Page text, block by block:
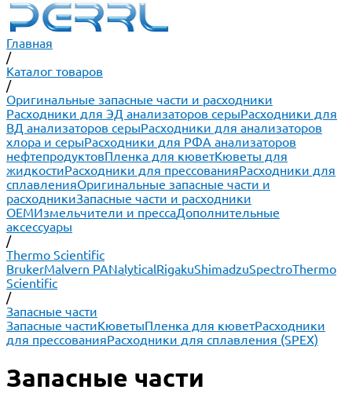
Главная
/
Каталог товаров
/
Оригинальные запасные части и расходники
Расходники для ЭД анализаторов серыРасходники для
ВД анализаторов серыРасходники для анализаторов
хлора и серыРасходники для РФА анализаторов
нефтепродуктовПленка для кюветКюветы для
жидкостиРасходники для прессованияРасходники для
сплавленияОригинальные запасные части и
расходникиЗапасные части и расходники
ОЕМИзмельчители и прессаДополнительные
аксессуары
/
Thermo Scientific
BrukerMalvern PANalyticalRigakuShimadzuSpectroThermo
Scientific
/
Запасные части
Запасные частиКюветыПленка для кюветРасходники
для прессованияРасходники для сплавления (SPEX)
Запасные части